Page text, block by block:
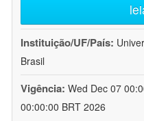
Instituição/UF/País:
Brasil
Vigência: Wed Dec 07
00:00:00 BRT 2026